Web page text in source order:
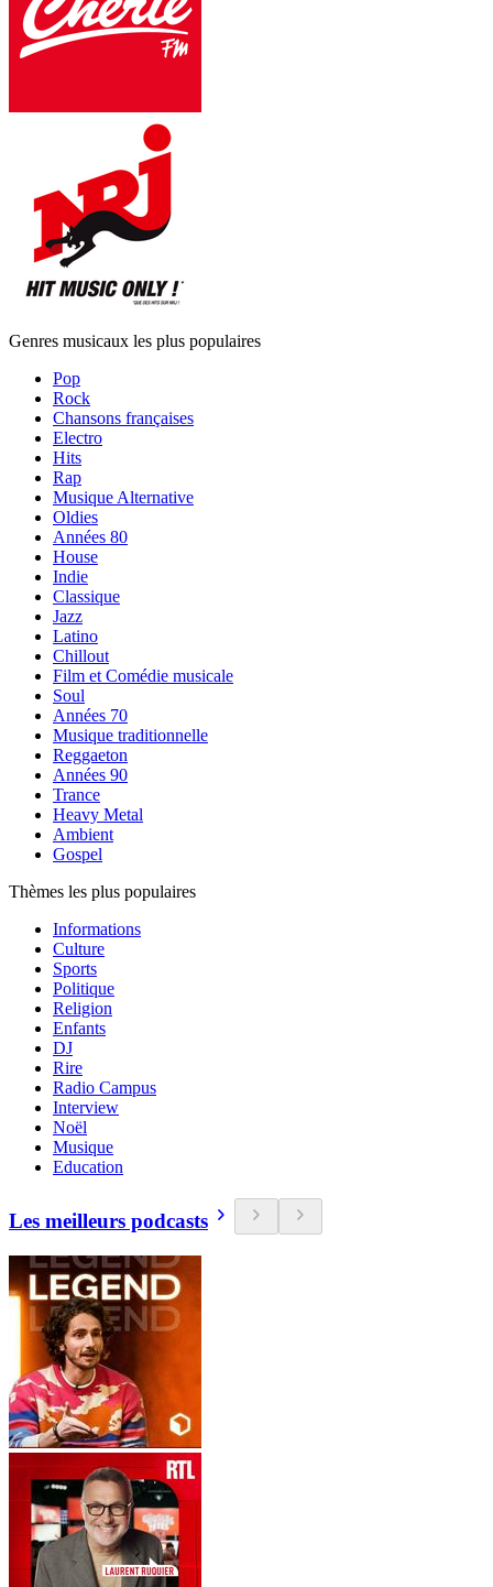
Genres musicaux les plus populaires
Pop
Rock
Chansons françaises
Electro
Hits
Rap
Musique Alternative
Oldies
Années 80
House
Indie
Classique
Jazz
Latino
Chillout
Film et Comédie musicale
Soul
Années 70
Musique traditionnelle
Reggaeton
Années 90
Trance
Heavy Metal
Ambient
Gospel
Thèmes les plus populaires
Informations
Culture
Sports
Politique
Religion
Enfants
DJ
Rire
Radio Campus
Interview
Noël
Musique
Education
Les meilleurs podcasts